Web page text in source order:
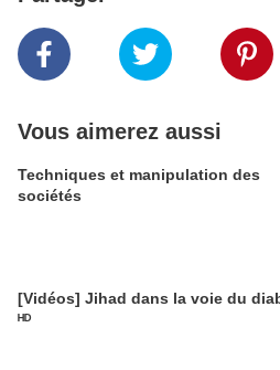
Vous aimerez aussi
Techniques et manipulation des
sociétés
[Vidéos] Jihad dans la voie du
ᴴᴰ